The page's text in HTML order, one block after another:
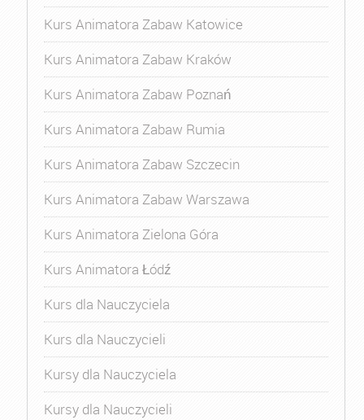
Kurs Animatora Zabaw Katowice
Kurs Animatora Zabaw Kraków
Kurs Animatora Zabaw Poznań
Kurs Animatora Zabaw Rumia
Kurs Animatora Zabaw Szczecin
Kurs Animatora Zabaw Warszawa
Kurs Animatora Zielona Góra
Kurs Animatora Łódź
Kurs dla Nauczyciela
Kurs dla Nauczycieli
Kursy dla Nauczyciela
Kursy dla Nauczycieli